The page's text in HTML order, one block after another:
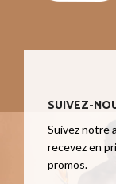
SUIVEZ-
Suivez notre
recevez en
promos.